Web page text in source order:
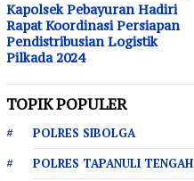
Kapolsek Pebayuran Hadiri
Rapat Koordinasi Persiapan
Pendistribusian Logistik
Pilkada 2024
TOPIK POPULER
POLRES SIBOLGA
POLRES TAPANULI TENGAH